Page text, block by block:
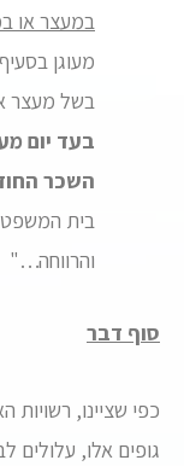
במעצר או
בשל מעצר
השכר
בית המשפט
והרווחה…"
סוף דבר
כפי שציינו, רשויות
גופים אלו, עלולים